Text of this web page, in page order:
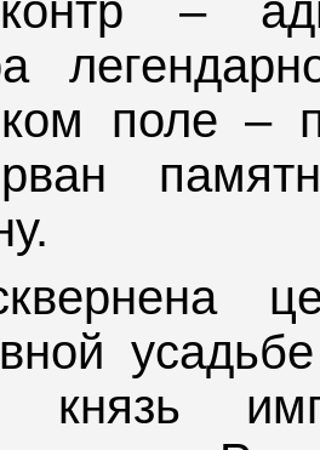
–
поле –
князь